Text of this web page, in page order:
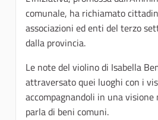
comunale, ha richiamato
associazioni ed enti del terzo
dalla provincia.
Le note del violino di Isabella
attraversato quei luoghi con i
accompagnandoli in una visione
parla di beni comuni.